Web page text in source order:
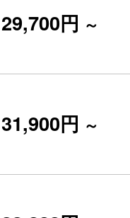
29,700円 ～
31,900円 ～